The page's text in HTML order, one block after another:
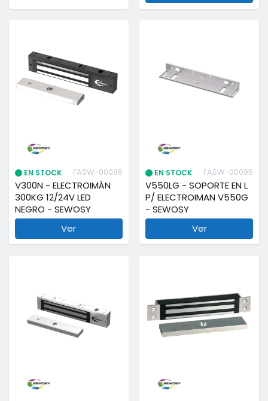
EN STOCK FASW-00085
V300N - ELECTROIMÁN
300KG 12/24V LED
NEGRO - SEWOSY
Ver
EN STOCK FASW-00095
V550LG - SOPORTE EN L
P/ ELECTROIMAN V550G
- SEWOSY
Ver